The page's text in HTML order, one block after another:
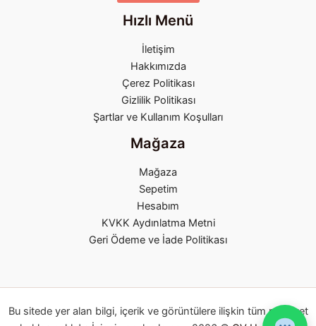
Hızlı Menü
İletişim
Hakkımızda
Çerez Politikası
Gizlilik Politikası
Şartlar ve Kullanım Koşulları
Mağaza
Mağaza
Sepetim
Hesabım
KVKK Aydınlatma Metni
Geri Ödeme ve İade Politikası
Bu sitede yer alan bilgi, içerik ve görüntülere ilişkin tüm mülkiyet